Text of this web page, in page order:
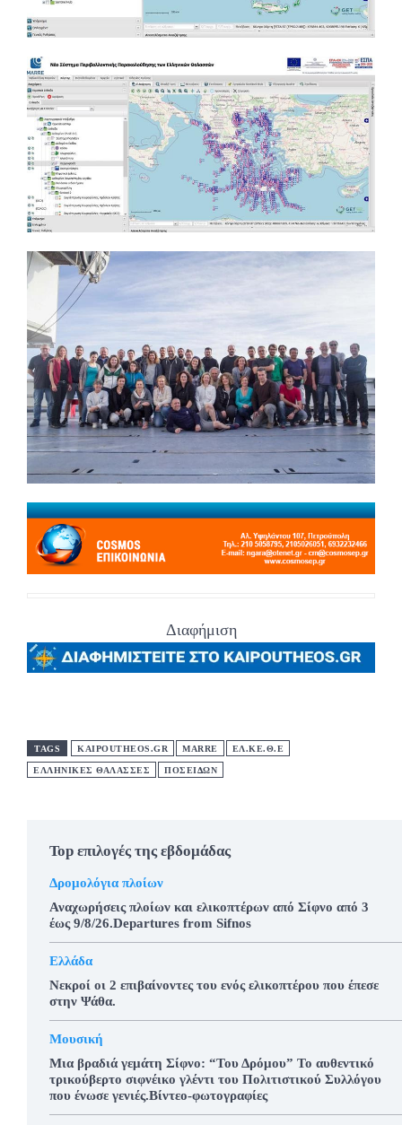
Διαφήμιση
TAGS KAIPOUTHEOS.GR MARRE ΕΛ.ΚΕ.Θ.Ε
ΕΛΛΗΝΙΚΕΣ ΘΑΛΑΣΣΕΣ ΠΟΣΕΙΔΏΝ
Top επιλογές της εβδομάδας
Δρομολόγια πλοίων
Αναχωρήσεις πλοίων και ελικοπτέρων από Σίφνο από 3
έως 9/8/26.Departures from Sifnos
Ελλάδα
Νεκροί οι 2 επιβαίνοντες του ενός ελικοπτέρου που έπεσε
στην Ψάθα.
Μουσική
Μια βραδιά γεμάτη Σίφνο: “Του Δρόμου” Το αυθεντικό
τρικούβερτο σιφνέικο γλέντι του Πολιτιστικού Συλλόγου
που ένωσε γενιές.Βίντεο-φωτογραφίες